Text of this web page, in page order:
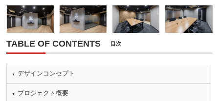
TABLE OF CONTENTS 目次
デザインコンセプト
プロジェクト概要